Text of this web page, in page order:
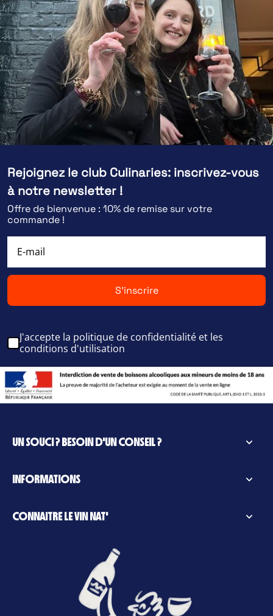
Rejoignez le club Culinaries: inscrivez-vous
à notre newsletter !
Offre de bienvenue : 10% de remise sur votre
commande !
S'inscrire
J'accepte la politique de confidentialité et les
conditions d'utilisation
UN SOUCI ? BESOIN D'UN CONSEIL ?
INFORMATIONS
CONNAITRE LE VIN NAT'